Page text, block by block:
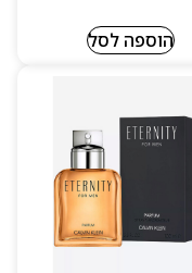
הוספה לסל